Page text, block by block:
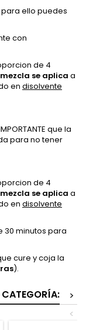
ello puedes
con
de 4
se aplica a
en disolvente
que la
para no tener
de 4
se aplica a
en disolvente
30 minutos para
cure y coja la
).
>
<